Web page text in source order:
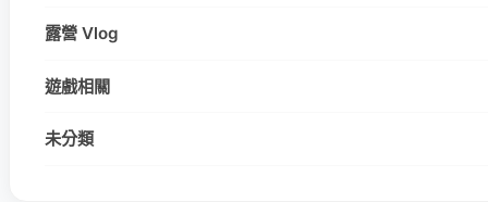
露營 Vlog
遊戲相關
未分類